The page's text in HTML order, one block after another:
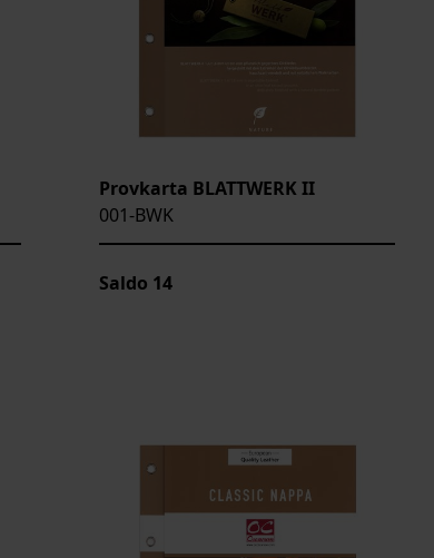
Provkarta BLATTWERK II
001-BWK
Saldo 14